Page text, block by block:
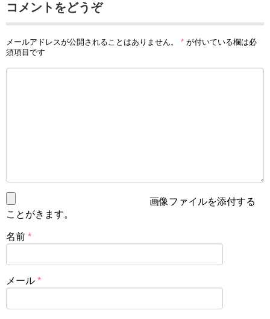
コメントをどうぞ
メールアドレスが公開されることはありません。 * が付いている欄は必
須項目です
画像ファイルを添付する
ことがきます。
名前 *
メール *